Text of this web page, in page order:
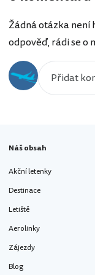
Žádná otázka není
odpověď, rádi se o
Náš obsah
Akční letenky
Destinace
Letiště
Aerolinky
Zájezdy
Blog